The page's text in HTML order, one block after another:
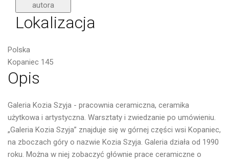
autora
Lokalizacja
Polska
Kopaniec 145
Opis
Galeria Kozia Szyja - pracownia ceramiczna, ceramika
użytkowa i artystyczna. Warsztaty i zwiedzanie po umówieniu.
„Galeria Kozia Szyja” znajduje się w górnej części wsi Kopaniec,
na zboczach góry o nazwie Kozia Szyja. Galeria działa od 1990
roku. Można w niej zobaczyć głównie prace ceramiczne o